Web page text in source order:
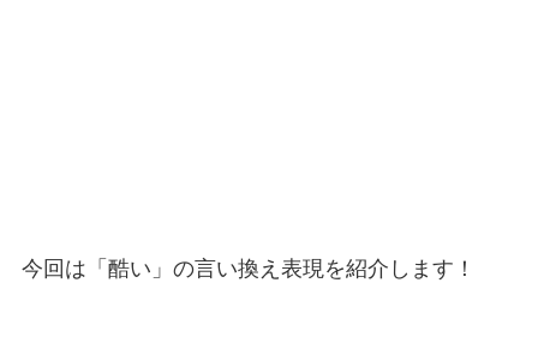
今回は「酷い」の言い換え表現を紹介します！